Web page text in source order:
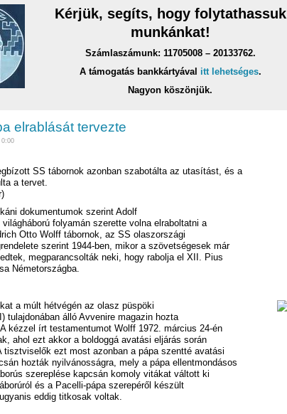
Kérjük, segíts, hogy folytathassuk
munkánkat!
Számlaszámunk: 11705008 – 20133762.
A támogatás bankkártyával itt lehetséges.
Nagyon köszönjük.
elrablását tervezte
0:00
SS tábornok azonban szabotálta az utasítást, és a
a tervet.
dokumentumok szerint Adolf
világháború folyamán szerette volna elraboltatni a
Otto Wolff tábornok, az SS olaszországi
szerint 1944-ben, mikor a szövetségesek már
megparancsolták neki, hogy rabolja el XII. Pius
Németországba.
a múlt hétvégén az olasz püspöki
tulajdonában álló Avvenire magazin hozta
kézzel írt testamentumot Wolff 1972. március 24-én
ahol ezt akkor a boldoggá avatási eljárás során
tisztviselők ezt most azonban a pápa szentté avatási
hozták nyilvánosságra, mely a pápa ellentmondásos
szereplése kapcsán komoly vitákat váltott ki
és a Pacelli-pápa szerepéről készült
eddig titkosak voltak.